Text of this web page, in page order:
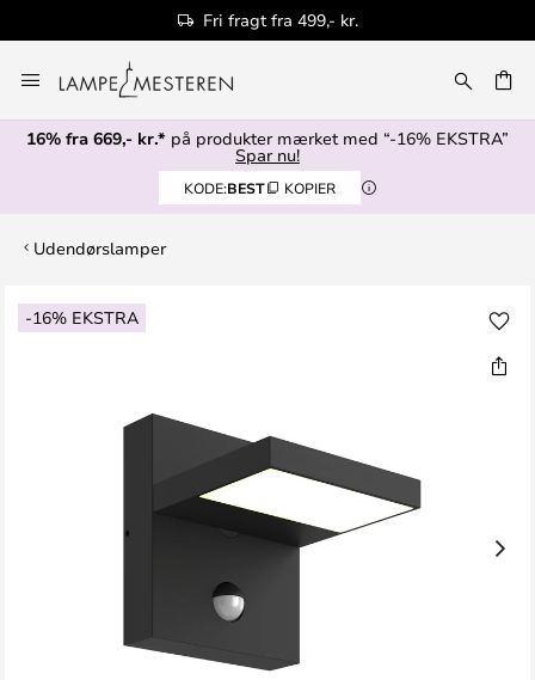
Fri fragt fra 499,- kr.
to
Content
16% fra 669,- kr.* på produkter mærket med “-16% EKSTRA”
Spar nu!
KODE:BEST KOPIER
Udendørslamper
-16% EKSTRA
Gå
til
billedgalleriet